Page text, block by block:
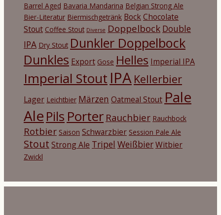
Barrel Aged Bavaria Mandarina Belgian Strong Ale
Bier-Literatur Biermischgetränk BockChocolate
Stout Coffee Stout Diverse Doppelbock Double
IPA Dry Stout Dunkler Doppelbock
Dunkles Export Gose Helles Imperial IPA
Imperial Stout IPA Kellerbier
Lager Leichtbier Märzen Oatmeal Stout Pale
Ale Pils Porter Rauchbier Rauchbock
Rotbier Saison Schwarzbier Session Pale Ale
Stout Strong Ale Tripel WeißbierWitbier
Zwickl